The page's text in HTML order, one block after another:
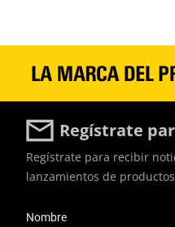
Regístrate
Regístrate para recibir
lanzamientos de
Nombre